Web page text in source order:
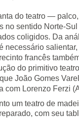
do teatro —
no sentido Norte-
coligidos. Da
necessário
francês
do primitivo
João Gomes
com Lorenzo Ferzi
um teatro de
com seu